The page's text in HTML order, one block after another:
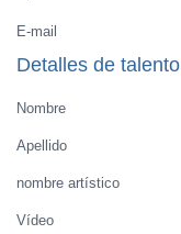
E-mail
Detalles de talento
Nombre
Apellido
nombre artístico
Vídeo